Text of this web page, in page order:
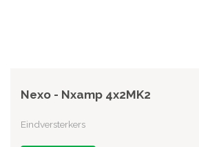
Nexo - Nxamp 4x2MK2
Eindversterkers